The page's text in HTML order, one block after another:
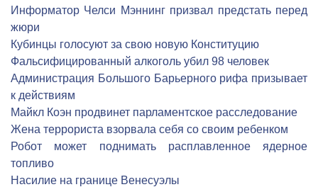
Информатор Челси Мэннинг призвал предстать перед
жюри
Кубинцы голосуют за свою новую Конституцию
Фальсифицированный алкоголь убил 98 человек
Администрация Большого Барьерного рифа призывает
к действиям
Майкл Коэн продвинет парламентское расследование
Жена террориста взорвала себя со своим ребенком
Робот может поднимать расплавленное ядерное
топливо
Насилие на границе Венесуэлы